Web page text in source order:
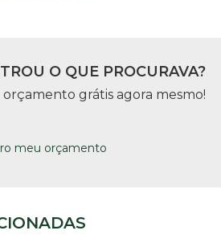
O QUE PROCURAVA?
orçamento grátis agora mesmo!
meu orçamento